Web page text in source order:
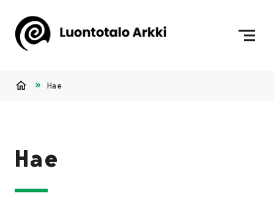
Hae
Hae